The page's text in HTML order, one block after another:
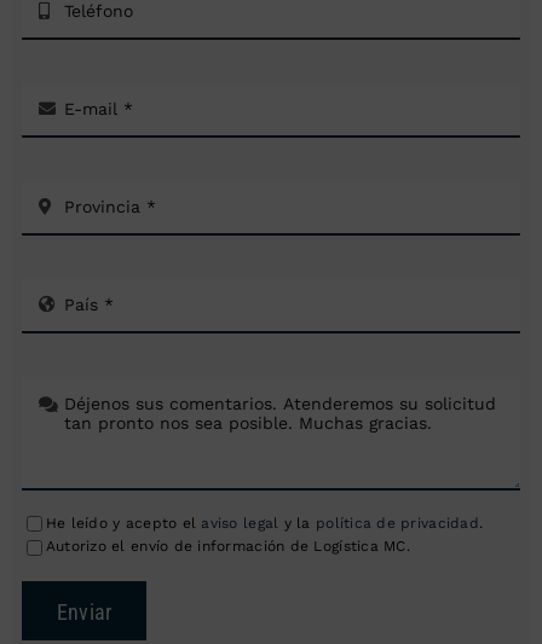
He leído y acepto el aviso legal y la política de privacidad.
Autorizo el envío de información de Logística MC.
Enviar